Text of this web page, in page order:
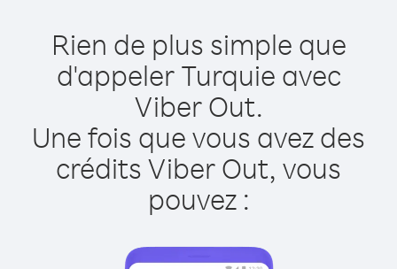
Rien de plus simple que
d'appeler Turquie avec
Viber Out.
Une fois que vous avez des
crédits Viber Out, vous
pouvez :